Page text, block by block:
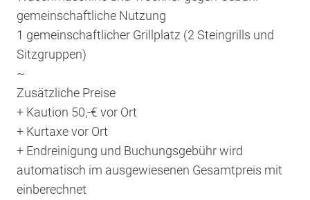
gemeinschaftliche Nutzung
1 gemeinschaftlicher Grillplatz (2 Steingrills und
Sitzgruppen)
~
Zusätzliche Preise
+ Kaution 50,-€ vor Ort
+ Kurtaxe vor Ort
+ Endreinigung und Buchungsgebühr wird
automatisch im ausgewiesenen Gesamtpreis mit
einberechnet